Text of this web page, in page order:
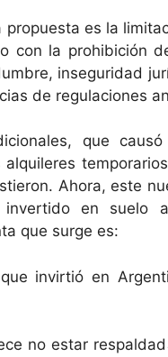
es la
con la prohibición
inseguridad
de regulaciones
que
Ahora, este
en suelo
que surge es:
invirtió en
no estar